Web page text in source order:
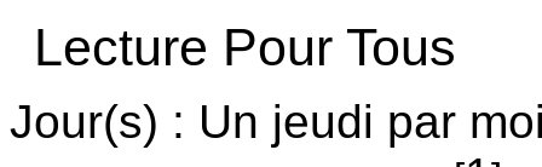
Lecture Pour Tous
Jour(s) : Un jeudi par